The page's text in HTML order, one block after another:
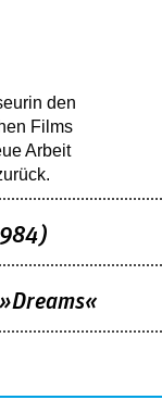
den
Films
Arbeit